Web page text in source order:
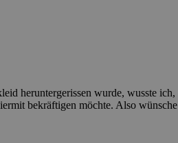
heruntergerissen wurde, wusste
bekräftigen möchte. Also